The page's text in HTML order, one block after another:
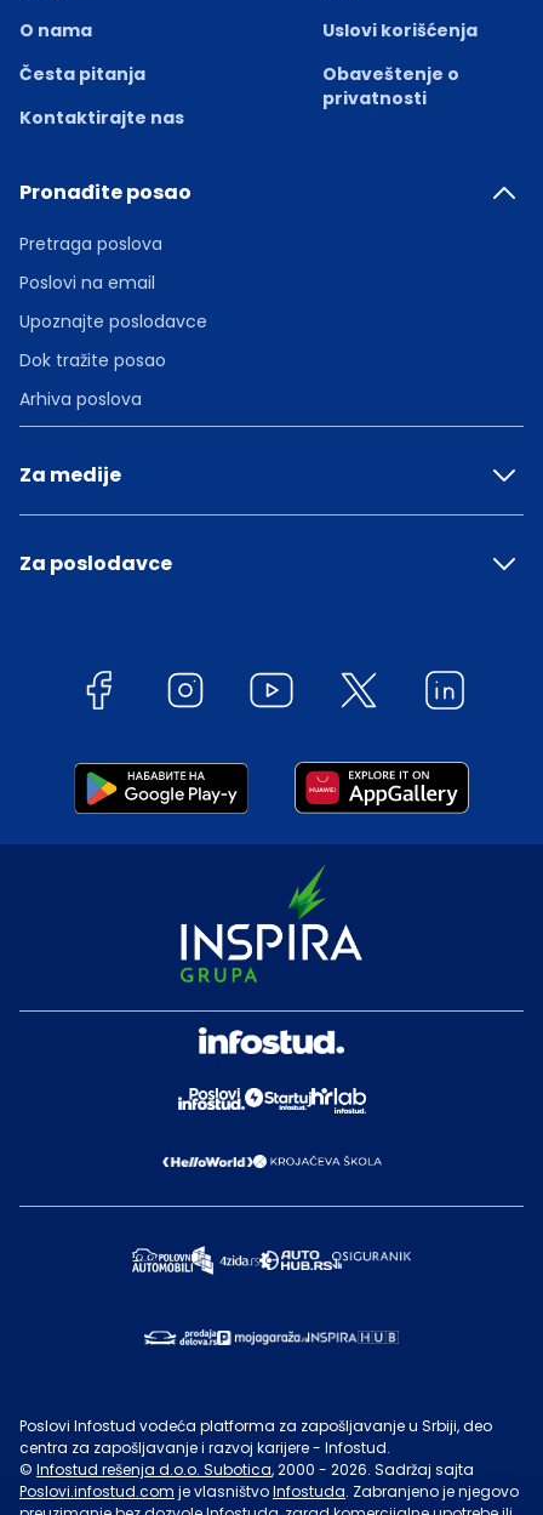
O nama
Česta pitanja
Kontaktirajte nas
Uslovi korišćenja
Obaveštenje o
privatnosti
Pronađite posao
Pretraga poslova
Poslovi na email
Upoznajte poslodavce
Dok tražite posao
Arhiva poslova
Za medije
Za poslodavce
Poslovi Infostud vodeća platforma za zapošljavanje u Srbiji, deo
centra za zapošljavanje i razvoj karijere - Infostud.
© Infostud rešenja d.o.o. Subotica, 2000 - 2026. Sadržaj sajta
Poslovi.infostud.com je vlasništvoInfostuda. Zabranjeno je njegovo